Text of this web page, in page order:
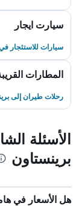
سيارت ايجار
سيارات للاستئجار
المطارات
رحلات طيران إلى
الأسئلة
برينستاون
هل الأسعار في